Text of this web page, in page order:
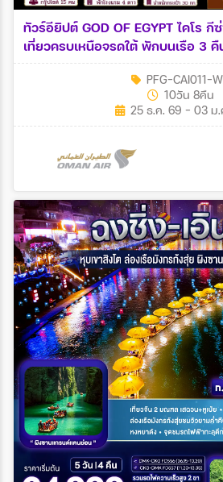
ทัวร์อียิปต์ GOD OF EGYPT ไคโร
เที่ยวครบเหนือจรดใต้ พักบนเรือ 3
PFG-CAI011-
10วัน 8คืน
25 ธ.ค. 69 - 03 ม.